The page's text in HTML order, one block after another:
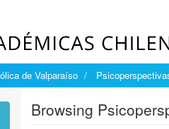
de Valparaíso
Browsing